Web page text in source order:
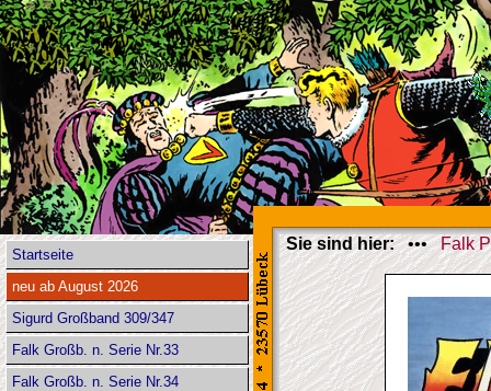
Startseite
neu ab August 2026
Sigurd Großband 309/347
Falk Großb. n. Serie Nr.33
Falk Großb. n. Serie Nr.34
Sie sind hier:•••Falk